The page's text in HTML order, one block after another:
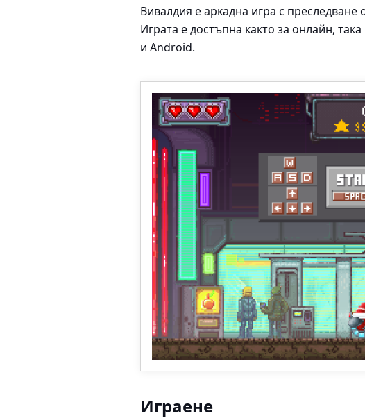
Вивалдия е аркадна игра с преследване
Играта е достъпна както за онлайн,
и Android.
Играене